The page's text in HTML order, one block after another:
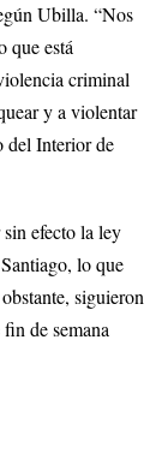
Ubilla. “Nos
que está
criminal
y a violentar
del Interior de
efecto la ley
lo que
siguieron
de semana